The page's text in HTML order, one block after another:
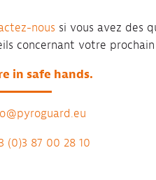
nous si vous avez des
concernant votre
in safe hands.
(0)3 87 00 28 10